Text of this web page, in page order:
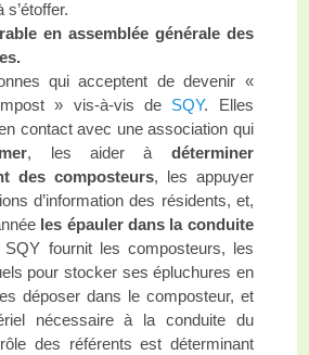
s’étoffer.
en assemblée générale des
qui acceptent de devenir «
» vis-à-vis de SQY. Elles
contact avec une association qui
, les aider à déterminer
des composteurs, les appuyer
d’information des résidents, et,
les épauler dans la conduite
SQY fournit les composteurs, les
pour stocker ses épluchures en
déposer dans le composteur, et
nécessaire à la conduite du
des référents est déterminant